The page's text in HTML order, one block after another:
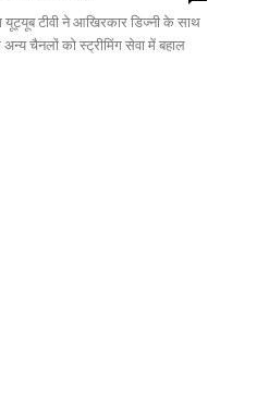
टीवी ने आखिरकार डिज्नी के साथ
चैनलों को स्ट्रीमिंग सेवा में बहाल